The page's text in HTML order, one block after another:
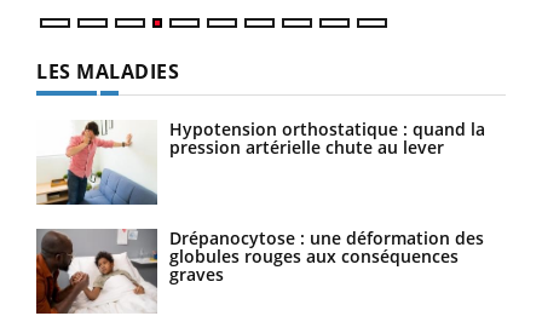
LES MALADIES
Hypotension orthostatique : quand la
pression artérielle chute au lever
Drépanocytose : une déformation des
globules rouges aux conséquences
graves